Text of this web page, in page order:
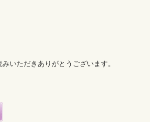
いただきありがとうございます。